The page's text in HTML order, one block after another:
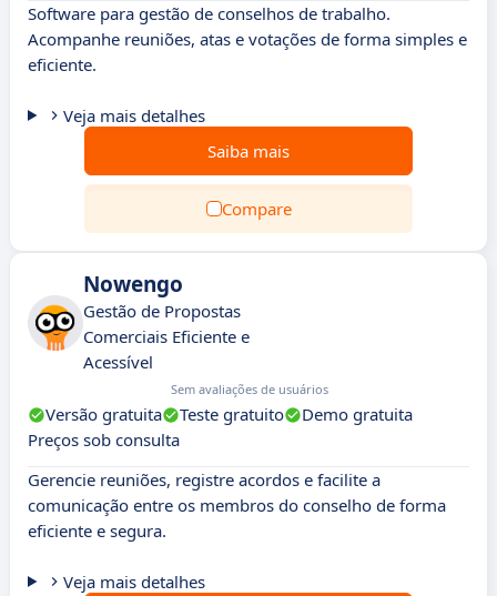
Software para gestão de conselhos de trabalho.
Acompanhe reuniões, atas e votações de forma simples e
eficiente.
Veja mais detalhes
Saiba mais
Compare
Nowengo
Gestão de Propostas
Comerciais Eficiente e
Acessível
Sem avaliações de usuários
Versão gratuita Teste gratuito
Demo gratuita
Preços sob consulta
Gerencie reuniões, registre acordos e facilite a
comunicação entre os membros do conselho de forma
eficiente e segura.
Veja mais detalhes